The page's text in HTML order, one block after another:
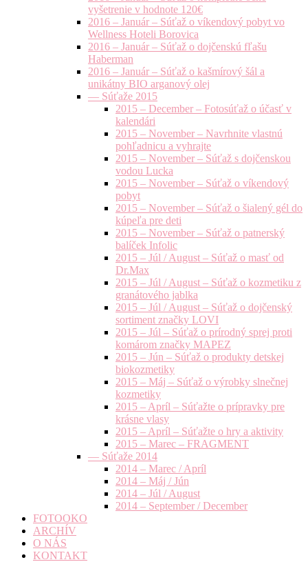
vyšetrenie v hodnote 120€
2016 – Január – Súťaž o víkendový pobyt vo
Wellness Hoteli Borovica
2016 – Január – Súťaž o dojčenskú fľašu
Haberman
2016 – Január – Súťaž o kašmírový šál a
unikátny BIO arganový olej
— Súťaže 2015
2015 – December – Fotosúťaž o účasť v
kalendári
2015 – November – Navrhnite vlastnú
pohľadnicu a vyhrajte
2015 – November – Súťaž s dojčenskou
vodou Lucka
2015 – November – Súťaž o víkendový
pobyt
2015 – November – Súťaž o šialený gél do
kúpeľa pre deti
2015 – November – Súťaž o patnerský
balíček Infolic
2015 – Júl / August – Súťaž o masť od
Dr.Max
2015 – Júl / August – Súťaž o kozmetiku z
granátového jablka
2015 – Júl / August – Súťaž o dojčenský
sortiment značky LOVI
2015 – Júl – Súťaž o prírodný sprej proti
komárom značky MAPEZ
2015 – Jún – Súťaž o produkty detskej
biokozmetiky
2015 – Máj – Súťaž o výrobky slnečnej
kozmetiky
2015 – Apríl – Súťažte o prípravky pre
krásne vlasy
2015 – Apríl – Súťažte o hry a aktivity
2015 – Marec – FRAGMENT
— Súťaže 2014
2014 – Marec / Apríl
2014 – Máj / Jún
2014 – Júl / August
2014 – September / December
FOTOOKO
ARCHÍV
O NÁS
KONTAKT